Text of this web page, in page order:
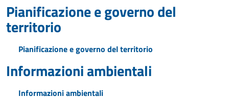
Pianificazione e governo del
territorio
Pianificazione e governo del territorio
Informazioni ambientali
Informazioni ambientali